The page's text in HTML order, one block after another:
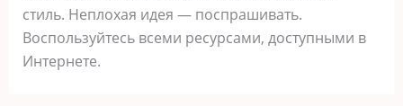
стиль. Неплохая идея — поспрашивать.
Воспользуйтесь всеми ресурсами, доступными в
Интернете.